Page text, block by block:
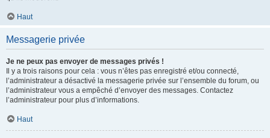
Haut
Messagerie privée
Je ne peux pas envoyer de messages privés !
Il y a trois raisons pour cela : vous n’êtes pas enregistré et/ou connecté,
l’administrateur a désactivé la messagerie privée sur l’ensemble du forum, ou
l’administrateur vous a empêché d’envoyer des messages. Contactez
l’administrateur pour plus d’informations.
Haut